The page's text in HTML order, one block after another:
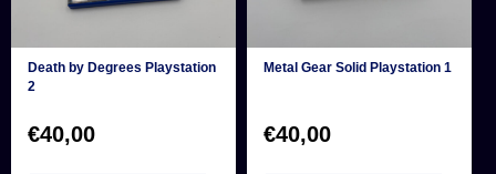
Death by Degrees Playstation
2
€40,00
Metal Gear Solid Playstation 1
€40,00